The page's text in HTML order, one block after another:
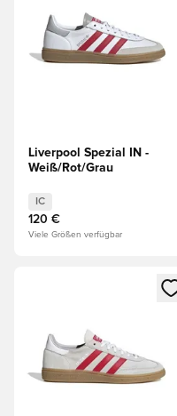
Liverpool Spezial IN -
Weiß/Rot/Grau
IC
120 €
Viele Größen verfügbar
Öffnet ein neues